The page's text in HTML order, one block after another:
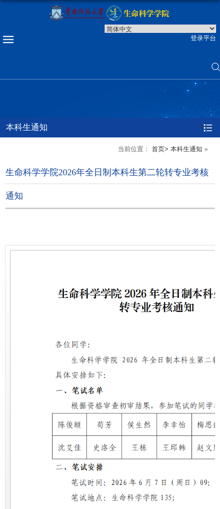
登录平台
本科生通知 =
当前位置： 首页> 本科生通知 »
生命科学学院2026年全日制本科生第二轮转专业考核
通知